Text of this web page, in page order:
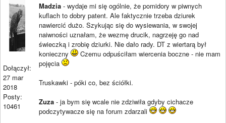
Dołączył:
27 mar
2018
Posty:
10461
Madzia - wydaje mi się ogólnie, że pomidory w piwnych
kuflach to dobry patent. Ale faktycznie trzeba dziurek
nawiercić dużo. Szykując się do wysiewania, w swojej
naiwności uznałam, że wezmę drucik, nagrzeję go nad
świeczką i zrobię dziurki. Nie dało rady. DT z wiertarą był
konieczny
Czemu odpuściłam wiercenia boczne - nie mam
pojęcia
Truskawki - póki co, bez ściółki.
Zuza - ja bym się wcale nie zdziwiła gdyby cichacze
podczytywacze się na forum zdarzali